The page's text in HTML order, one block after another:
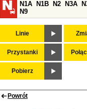
N1A
N1B N2 N3A
N9
Linie
Przystanki
Pobierz
Powrót